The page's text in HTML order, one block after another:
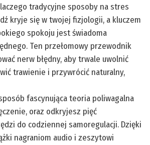
tradycyjne sposoby na stres
kryje się w twojej fizjologii, a kluczem
spokoju jest świadoma
Ten przełomowy przewodnik
nerw błędny, aby trwale uwolnić
trawienie i przywrócić naturalny,
fascynująca teoria poliwagalna
oraz odkryjesz pięć
do codziennej samoregulacji. Dzięki
nagraniom audio i zeszytowi